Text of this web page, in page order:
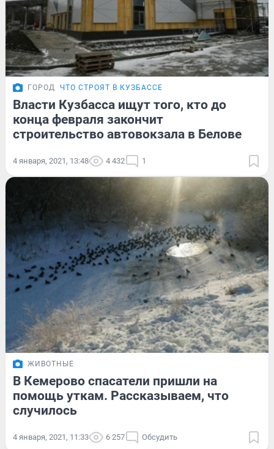
ГОРОД ЧТО СТРОЯТ В КУЗБАССЕ
Власти Кузбасса ищут того, кто до
конца февраля закончит
строительство автовокзала в Белове
4 января, 2021, 13:48 4 432 1
ЖИВОТНЫЕ
В Кемерово спасатели пришли на
помощь уткам. Рассказываем, что
случилось
4 января, 2021, 11:33 6 257 Обсудить